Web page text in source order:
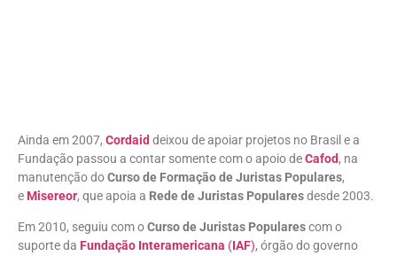
Ainda em 2007, Cordaid deixou de apoiar projetos no Brasil e a
Fundação passou a contar somente com o apoio deCafod, na
manutenção doCurso de Formação de Juristas Populares,
e Misereor, que apoia a Rede de Juristas Popularesdesde 2003.
Em 2010, seguiu com oCurso de Juristas Popularescom o
suporte da Fundação Interamericana (IAF), órgão do governo